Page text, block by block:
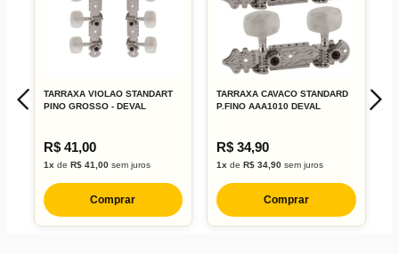
TARRAXA VIOLAO STANDART
PINO GROSSO - DEVAL
R$ 41,00
1x de R$ 41,00sem juros
Comprar
TARRAXA CAVACO STANDARD
P.FINO AAA1010 DEVAL
R$ 34,90
1x deR$ 34,90 sem juros
Comprar